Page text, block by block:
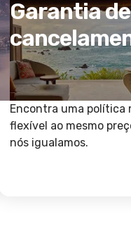
Garantia de
Encontra uma política
flexível ao mesmo
nós igualamos.